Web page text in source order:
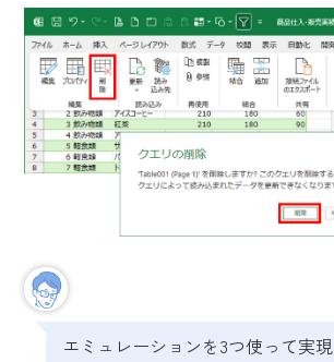
エミュレーションを3つ使って実